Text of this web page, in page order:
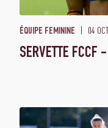
ÉQUIPE FEMININE 04
SERVETTE FCCF